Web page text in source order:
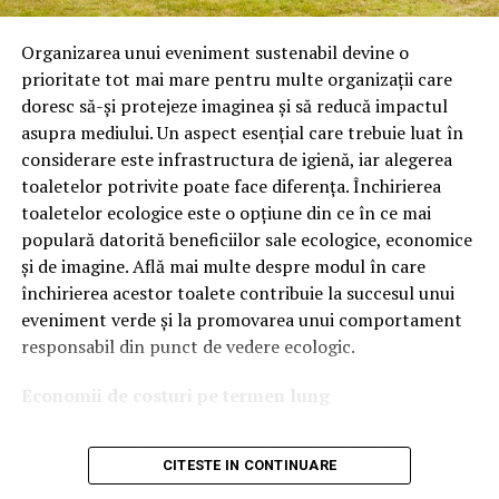
Astăzi, brandul este apreciat în special pentru
tehnologiile proprii și pentru numărul mare de aprobări
OEM.
Ce înseamnă Ravenol VMP?
DenumireaVMPidentifică o gamă de uleiuri dezvoltate
pentru motoare moderne care necesită performanțe
ridicate și compatibilitate cu numeroase specificații ale
constructorilor auto.
Acest produs este destinat în special motoarelor
moderne pe benzină și diesel, inclusiv celor echipate cu:
catalizatoare moderne;
sisteme Start-Stop.
Organizarea unui eveniment sustenabil devine o
prioritate tot mai mare pentru multe organizații care
doresc să-și protejeze imaginea și să reducă impactul
asupra mediului. Un aspect esențial care trebuie luat în
considerare este infrastructura de igienă, iar alegerea
toaletelor potrivite poate face diferența. Închirierea
toaletelor ecologice este o opțiune din ce în ce mai
populară datorită beneficiilor sale ecologice, economice
și de imagine. Află mai multe despre modul în care
închirierea acestor toalete contribuie la succesul unui
eveniment verde și la promovarea unui comportament
responsabil din punct de vedere ecologic.
Economii de costuri pe termen lung
Unul dintre cele mai mari avantaje ale activității
închiriere toalete ecologiceeste economia de costuri.
CITESTE IN CONTINUARE